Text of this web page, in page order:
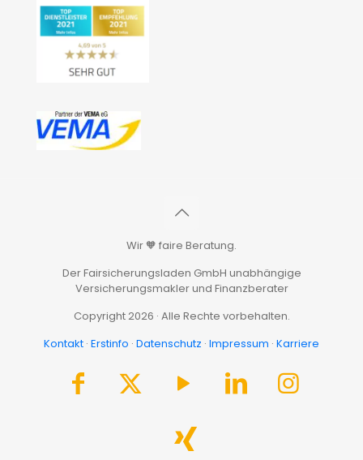
Wir 🧡 faire Beratung.
Der Fairsicherungsladen GmbH unabhängige
Versicherungsmakler und Finanzberater
Copyright 2026 · Alle Rechte vorbehalten.
Kontakt · Erstinfo · Datenschutz · Impressum · Karriere